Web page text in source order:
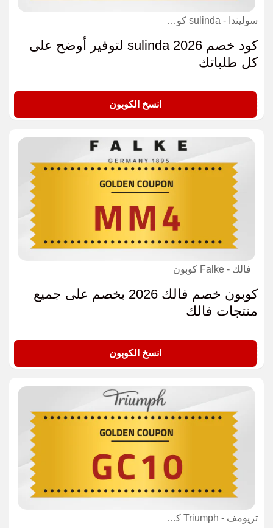
سوليندا - sulinda كوبون
كود خصم sulinda 2026 لتوفير أوضح على
كل طلباتك
انسخ الكوبون
فالك - Falke كوبون
كوبون خصم فالك 2026 بخصم على جميع
منتجات فالك
انسخ الكوبون
تريومف - Triumph كوبون